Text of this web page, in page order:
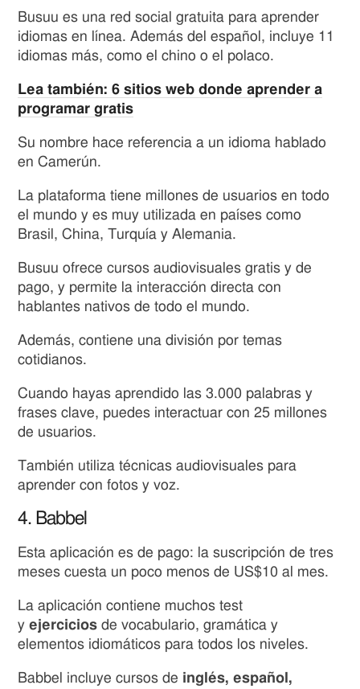
Busuu es una red social gratuita para aprender
idiomas en línea. Además del español, incluye 11
idiomas más, como el chino o el polaco.
Lea también: 6 sitios web donde aprender a
programar gratis
Su nombre hace referencia a un idioma hablado
en Camerún.
La plataforma tiene millones de usuarios en todo
el mundo y es muy utilizada en países como
Brasil, China, Turquía y Alemania.
Busuu ofrece cursos audiovisuales gratis y de
pago, y permite la interacción directa con
hablantes nativos de todo el mundo.
Además, contiene una división por temas
cotidianos.
Cuando hayas aprendido las 3.000 palabras y
frases clave, puedes interactuar con 25 millones
de usuarios.
También utiliza técnicas audiovisuales para
aprender con fotos y voz.
4. Babbel
Esta aplicación es de pago: la suscripción de tres
meses cuesta un poco menos de US$10 al mes.
La aplicación contiene muchos test
yejercicios de vocabulario, gramática y
elementos idiomáticos para todos los niveles.
Babbel incluye cursos de inglés, español,